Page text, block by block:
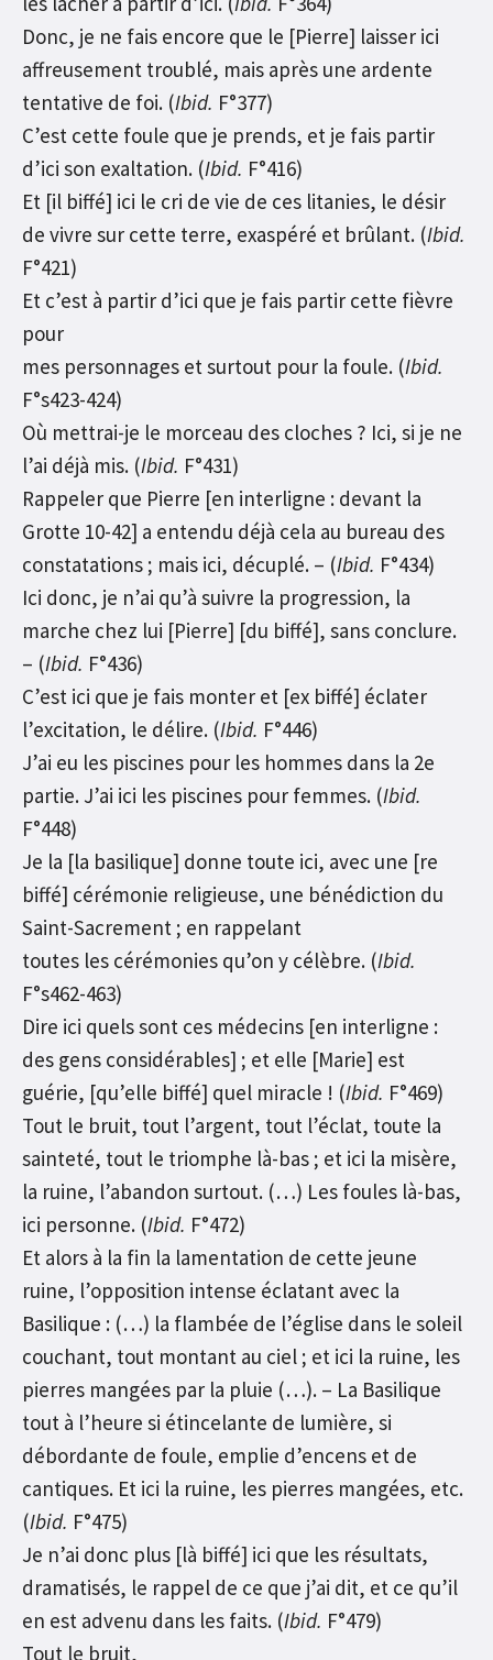
Donc, je ne fais encore que le [Pierre] laisser ici
affreusement troublé, mais après une ardente
tentative de foi. (Ibid. F°377)
C’est cette foule que je prends, et je fais partir
d’ici son exaltation. (Ibid. F°416)
Et [il biffé] ici le cri de vie de ces litanies, le désir
de vivre sur cette terre, exaspéré et brûlant. (Ibid.
F°421)
Et c’est à partir d’ici que je fais partir cette fièvre
pour
mes personnages et surtout pour la foule. (Ibid.
F°s423-424)
Où mettrai-je le morceau des cloches ? Ici, si je ne
l’ai déjà mis. (Ibid. F°431)
Rappeler que Pierre [en interligne : devant la
Grotte 10-42] a entendu déjà cela au bureau des
constatations ; mais ici, décuplé. – (Ibid. F°434)
Ici donc, je n’ai qu’à suivre la progression, la
marche chez lui [Pierre] [du biffé], sans conclure.
– (Ibid. F°436)
C’est ici que je fais monter et [ex biffé] éclater
l’excitation, le délire. (Ibid. F°446)
J’ai eu les piscines pour les hommes dans la 2e
partie. J’ai ici les piscines pour femmes. (Ibid.
F°448)
Je la [la basilique] donne toute ici, avec une [re
biffé] cérémonie religieuse, une bénédiction du
Saint-Sacrement ; en rappelant
toutes les cérémonies qu’on y célèbre. (Ibid.
F°s462-463)
Dire ici quels sont ces médecins [en interligne :
des gens considérables] ; et elle [Marie] est
guérie, [qu’elle biffé] quel miracle ! (Ibid. F°469)
Tout le bruit, tout l’argent, tout l’éclat, toute la
sainteté, tout le triomphe là-bas ; et ici la misère,
la ruine, l’abandon surtout. (…) Les foules là-bas,
ici personne. (Ibid. F°472)
Et alors à la fin la lamentation de cette jeune
ruine, l’opposition intense éclatant avec la
Basilique : (…) la flambée de l’église dans le soleil
couchant, tout montant au ciel ; et ici la ruine, les
pierres mangées par la pluie (…). – La Basilique
tout à l’heure si étincelante de lumière, si
débordante de foule, emplie d’encens et de
cantiques. Et ici la ruine, les pierres mangées, etc.
(Ibid. F°475)
Je n’ai donc plus [là biffé] ici que les résultats,
dramatisés, le rappel de ce que j’ai dit, et ce qu’il
en est advenu dans les faits. (Ibid. F°479)
Tout le bruit,